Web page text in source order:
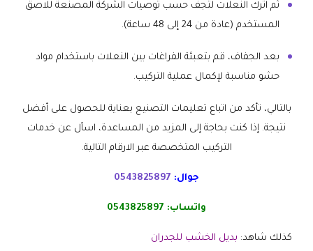
ثم اترك النعلات لتجف حسب توصيات الشركة المصنعة للاصق
المستخدم (عادة من 24 إلى 48 ساعة).
بعد الجفاف، قم بتعبئة الفراغات بين النعلات باستخدام مواد
حشو مناسبة لإكمال عملية التركيب.
بالتالي، تأكد من اتباع تعليمات التصنيع بعناية للحصول على أفضل
نتيجة. إذا كنت بحاجة إلى المزيد من المساعدة، اسأل عن خدمات
التركيب المتخصصة عبر الارقام التالية.
جوال: 0543825897
واتساب: 0543825897
كذلك شاهد: بديل الخشب للجدران